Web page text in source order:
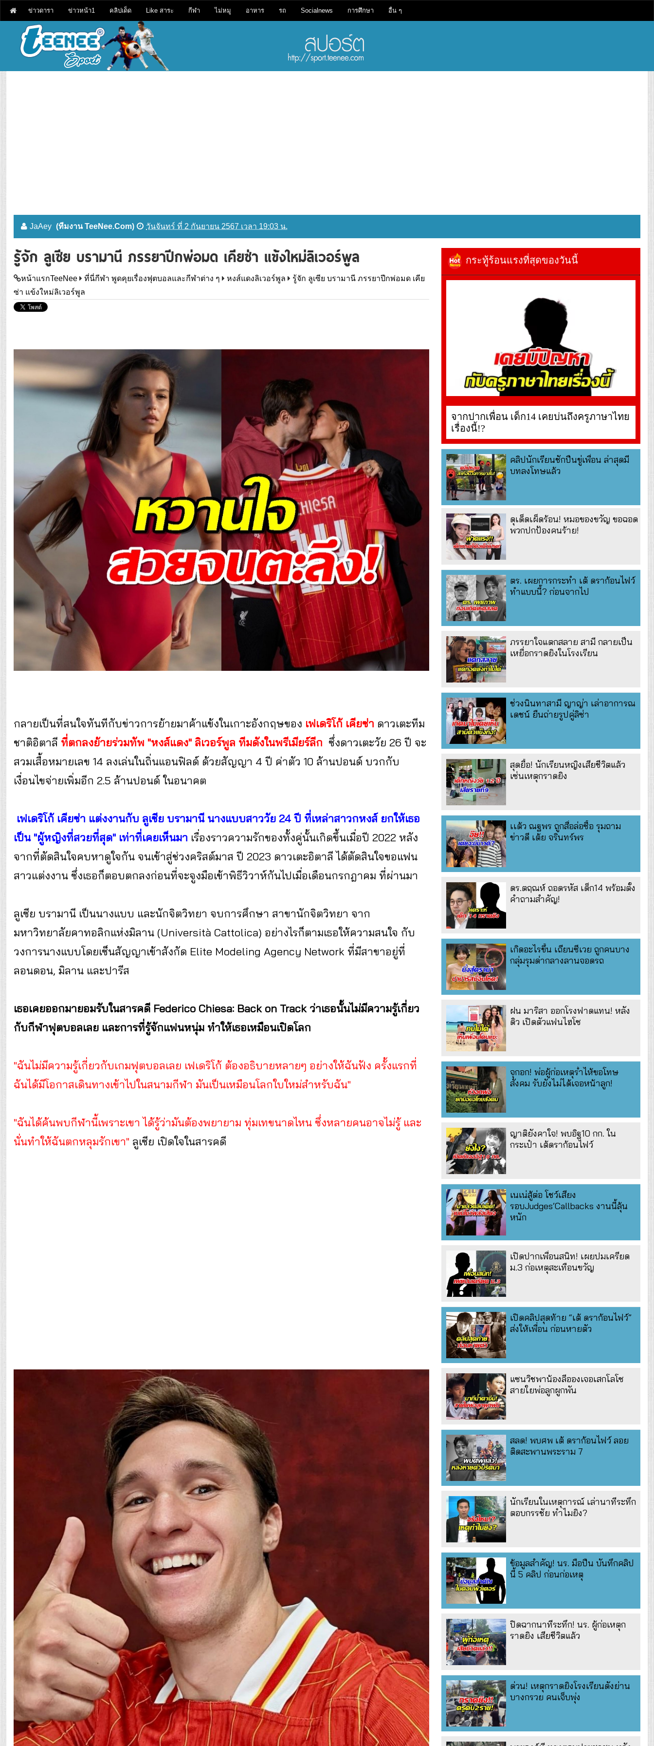
ข่าวดารา ข่าวหน้า1 คลิปเด็ด Like สาระ กีฬา ไม่หมู อาหาร รถ Socialnews การศึกษา อื่น ๆ
JaAey (ทีมงาน TeeNee.Com) วันจันทร์ ที่ 2 กันยายน 2567 เวลา 19:03 น.
รู้จัก ลูเซีย บรามานี ภรรยาปีกพ่อมด เคียซ่า แข้งใหม่ลิเวอร์พูล
หน้าแรกTeeNee ที่นี่กีฬา พูดคุยเรื่องฟุตบอลและกีฬาต่าง ๆ หงส์แดงลิเวอร์พูล
รู้จัก ลูเซีย บรามานี ภรรยาปีกพ่อมด เคีย
ซ่า แข้งใหม่ลิเวอร์พูล
กลายเป็นที่สนใจทันทีกับข่าวการย้ายมาค้าแข้งในเกาะอังกฤษของ เฟเดริโก้ เคียซ่า ดาวเตะทีม
ชาติอิตาลี ที่ตกลงย้ายร่วมทัพ "หงส์แดง" ลิเวอร์พูล ทีมดังในพรีเมียร์ลีก ซึ่งดาวเตะวัย 26 ปี จะ
สวมเสื้อหมายเลข 14 ลงเล่นในถิ่นแอนฟิลด์ ด้วยสัญญา 4 ปี ค่าตัว 10 ล้านปอนด์ บวกกับ
เงื่อนไขจ่ายเพิ่มอีก 2.5 ล้านปอนด์ ในอนาคต
เฟเดริโก้ เคียซ่า แต่งงานกับ ลูเซีย บรามานี นางแบบสาววัย 24 ปี ที่เหล่าสาวกหงส์ ยกให้เธอ
เป็น "ผู้หญิงที่สวยที่สุด" เท่าที่เคยเห็นมา เรื่องราวความรักของทั้งคู่นั้นเกิดขึ้นเมื่อปี 2022 หลัง
จากที่ตัดสินใจคบหาดูใจกัน จนเข้าสู่ช่วงคริสต์มาส ปี 2023 ดาวเตะอิตาลี ได้ตัดสินใจขอแฟน
สาวแต่งงาน ซึ่งเธอก็ตอบตกลงก่อนที่จะจูงมือเข้าพิธีวิวาห์กันไปเมื่อเดือนกรกฎาคม ที่ผ่านมา
ลูเซีย บรามานี เป็นนางแบบ และนักจิตวิทยา จบการศึกษา สาขานักจิตวิทยา จาก
มหาวิทยาลัยคาทอลิกแห่งมิลาน (Università Cattolica) อย่างไรก็ตามเธอให้ความสนใจ กับ
วงการนางแบบโดยเซ็นสัญญาเข้าสังกัด Elite Modeling Agency Network ที่มีสาขาอยู่ที่
ลอนดอน, มิลาน และปารีส
เธอเคยออกมายอมรับในสารคดี Federico Chiesa: Back on Track ว่าเธอนั้นไม่มีความรู้เกี่ยว
กับกีฬาฟุตบอลเลย และการที่รู้จักแฟนหนุ่ม ทำให้เธอเหมือนเปิดโลก
"ฉันไม่มีความรู้เกี่ยวกับเกมฟุตบอลเลย เฟเดริโก้ ต้องอธิบายหลายๆ อย่างให้ฉันฟัง ครั้งแรกที่
ฉันได้มีโอกาสเดินทางเข้าไปในสนามกีฬา มันเป็นเหมือนโลกใบใหม่สำหรับฉัน"
"ฉันได้ค้นพบกีฬานี้เพราะเขา ได้รู้ว่ามันต้องพยายาม ทุ่มเทขนาดไหน ซึ่งหลายคนอาจไม่รู้ และ
นั่นทำให้ฉันตกหลุมรักเขา" ลูเซีย เปิดใจในสารคดี
กระทู้ร้อนแรงที่สุดของวันนี้
จากปากเพื่อน เด็ก14 เคยบ่นถึงครูภาษาไทย
เรื่องนี้!?
คลิปนักเรียนชักปืนขู่เพื่อน ล่าสุดมี
บทลงโทษแล้ว
ดุเด็ดเผ็ดร้อน! หมอของขวัญ ขอฉอด
พวกปกป้องคนร้าย!
ตร. เผยการกระทำ เต้ ดราก้อนไฟว์
ทำแบบนี้? ก่อนจากไป
ภรรยาใจแตกสลาย สามี กลายเป็น
เหยื่อกราดยิงในโรงเรียน
ช่วงนินทาสามี ญาญ่า เล่าอาการณ
เดชน์ ยืนถ่ายรูปคู่ลิซ่า
สุดยื้อ! นักเรียนหญิงเสียชีวิตแล้ว
เซ่นเหตุกราดยิง
เเต้ว ณฐพร ถูกสื่อล่อซื้อ รุมถาม
ข่าวดี เต้ย จรินทร์พร
ดร.ตฤณห์ ถอดรหัส เด็ก14 พร้อมตั้ง
คำถามสำคัญ!
เกิดอะไรขึ้น เถียนซีเวย ถูกคนบาง
กลุ่มรุมด่ากลางลานจอดรถ
ฝน มาริสา ออกโรงฟาดแทน! หลัง
ดิว เปิดตัวแฟนไฮโซ
จุกอก! พ่อผู้ก่อเหตุร่ำไห้ขอโทษ
สังคม รับยังไม่ได้เจอหน้าลูก!
ญาติยังคาใจ! พบอิฐ10 กก. ใน
กระเป๋า เต้ดราก้อนไฟว์
เนเน่สู้ต่อ โชว์เสียง
รอบJudges’Callbacks งานนี้ลุ้น
หนัก
เปิดปากเพื่อนสนิท! เผยปมเครียด
ม.3 ก่อเหตุสะเทือนขวัญ
เปิดคลิปสุดท้าย “เต้ ดราก้อนไฟว์”
ส่งให้เพื่อน ก่อนหายตัว
แซนวิชพาน้องลีอองเจอเสกโลโซ
สายใยพ่อลูกผูกพัน
สลด! พบศพ เต้ ดราก้อนไฟว์ ลอย
ติดสะพานพระราม 7
นักเรียนในเหตุการณ์ เล่านาทีระทึก
ตอบกรรชัย ทำไมยิง?
ข้อมูลสำคัญ! นร. มือปืน บันทึกคลิป
นี้ 5 คลิป ก่อนก่อเหตุ
ปิดฉากนาทีระทึก! นร. ผู้ก่อเหตุก
ราดยิง เสียชีวิตแล้ว
ด่วน! เหตุกราดยิงโรงเรียนดังย่าน
บางกรวย คนเจ็บพุ่ง